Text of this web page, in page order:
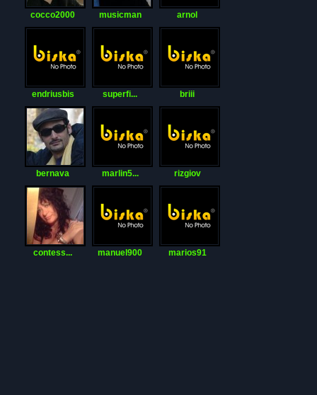
cocco2000 musicman arnol
endriusbis superfi... briii
bernava marlin5... rizgiov
contess... manuel900 marios91